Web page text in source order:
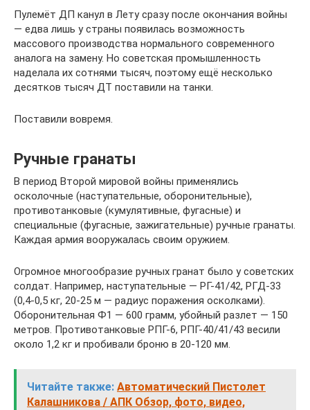
Пулемёт ДП канул в Лету сразу после окончания войны
— едва лишь у страны появилась возможность
массового производства нормального современного
аналога на замену. Но советская промышленность
наделала их сотнями тысяч, поэтому ещё несколько
десятков тысяч ДТ поставили на танки.
Поставили вовремя.
Ручные гранаты
В период Второй мировой войны применялись
осколочные (наступательные, оборонительные),
противотанковые (кумулятивные, фугасные) и
специальные (фугасные, зажигательные) ручные гранаты.
Каждая армия вооружалась своим оружием.
Огромное многообразие ручных гранат было у советских
солдат. Например, наступательные — РГ-41/42, РГД-33
(0,4-0,5 кг, 20-25 м — радиус поражения осколками).
Оборонительная Ф1 — 600 грамм, убойный разлет — 150
метров. Противотанковые РПГ-6, РПГ-40/41/43 весили
около 1,2 кг и пробивали броню в 20-120 мм.
Читайте также: Автоматический Пистолет
Калашникова / АПК Обзор, фото, видео,